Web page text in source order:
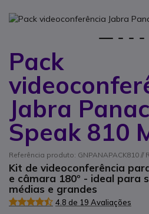
Pack
Jabra
Speak 810
Referência produto: GNPANAPACK810 //
Kit de videoconferência
e câmara 180º - ideal para
médias e grandes
4.8 de 19 Avaliações
Saltar para o final da Galeria de
Saltar para o início da Galeria de